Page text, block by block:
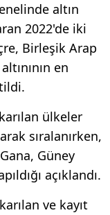
altın
2022'de iki
Birleşik Arap
en
ülkeler
sıralanırken,
Güney
açıklandı.
ve kayıt